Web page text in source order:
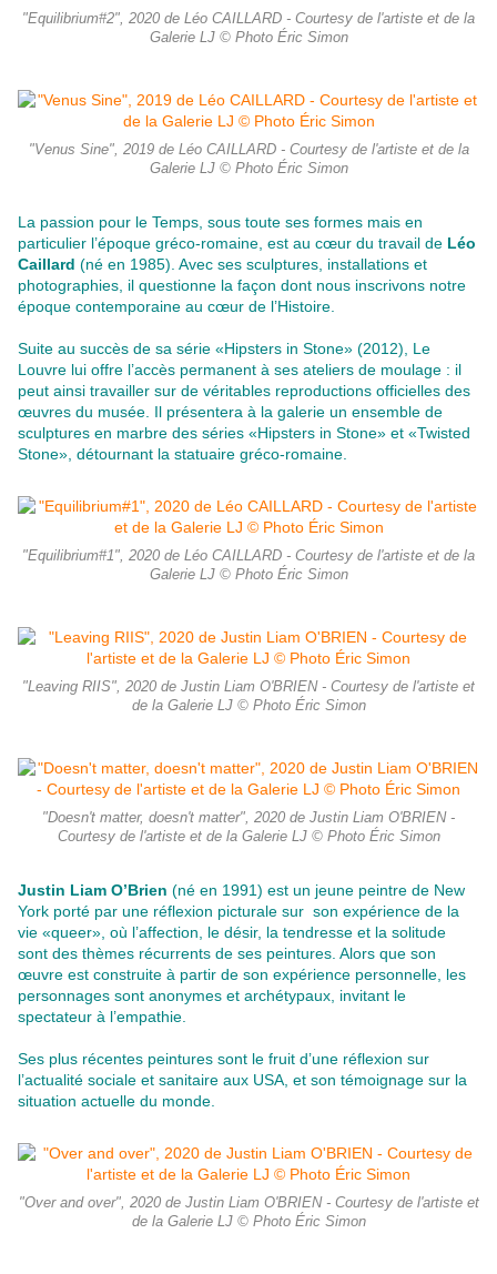
"Equilibrium#2", 2020 de Léo CAILLARD - Courtesy de l'artiste et de la
Galerie LJ © Photo Éric Simon
"Venus Sine", 2019 de Léo CAILLARD - Courtesy de l'artiste et de la
Galerie LJ © Photo Éric Simon
La passion pour le Temps, sous toute ses formes mais en
particulier l’époque gréco-romaine, est au cœur du travail de Léo
Caillard (né en 1985). Avec ses sculptures, installations et
photographies, il questionne la façon dont nous inscrivons notre
époque contemporaine au cœur de l’Histoire.
Suite au succès de sa série «Hipsters in Stone» (2012), Le
Louvre lui offre l’accès permanent à ses ateliers de moulage : il
peut ainsi travailler sur de véritables reproductions officielles des
œuvres du musée. Il présentera à la galerie un ensemble de
sculptures en marbre des séries «Hipsters in Stone» et «Twisted
Stone», détournant la statuaire gréco-romaine.
"Equilibrium#1", 2020 de Léo CAILLARD - Courtesy de l'artiste et de la
Galerie LJ © Photo Éric Simon
"Leaving RIIS", 2020 de Justin Liam O'BRIEN - Courtesy de l'artiste et
de la Galerie LJ © Photo Éric Simon
"Doesn't matter, doesn't matter", 2020 de Justin Liam O'BRIEN -
Courtesy de l'artiste et de la Galerie LJ © Photo Éric Simon
Justin Liam O’Brien (né en 1991) est un jeune peintre de New
York porté par une réflexion picturale sur son expérience de la
vie «queer», où l’affection, le désir, la tendresse et la solitude
sont des thèmes récurrents de ses peintures. Alors que son
œuvre est construite à partir de son expérience personnelle, les
personnages sont anonymes et archétypaux, invitant le
spectateur à l’empathie.
Ses plus récentes peintures sont le fruit d’une réflexion sur
l’actualité sociale et sanitaire aux USA, et son témoignage sur la
situation actuelle du monde.
"Over and over", 2020 de Justin Liam O'BRIEN - Courtesy de l'artiste et
de la Galerie LJ © Photo Éric Simon